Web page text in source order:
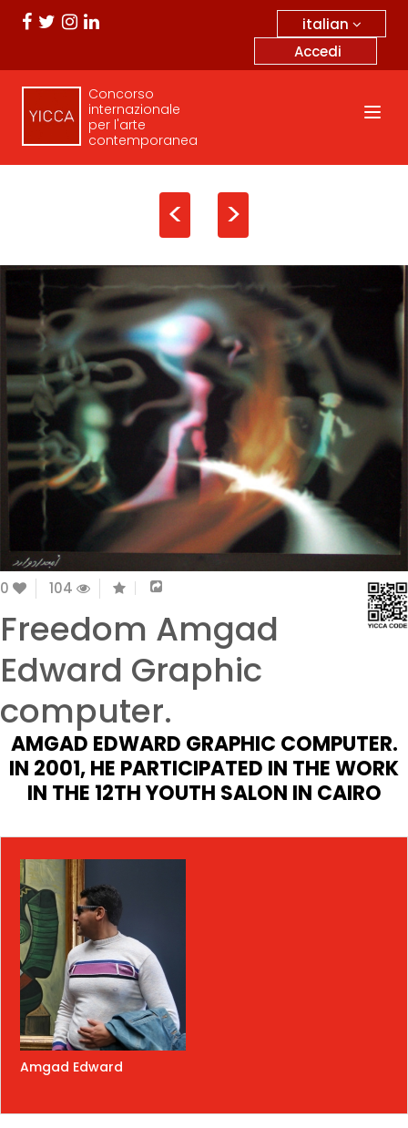
italian
Accedi
Concorso
internazionale
per l'arte
contemporanea
< >
0 104
Freedom Amgad
Edward Graphic
computer.
AMGAD EDWARD GRAPHIC COMPUTER.
IN 2001, HE PARTICIPATED IN THE WORK
IN THE 12TH YOUTH SALON IN CAIRO
Amgad Edward